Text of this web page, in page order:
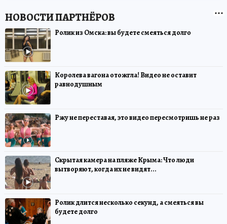
Ролик из Омска: вы будете смеяться долго
Королева вагона отожгла! Видео не оставит
равнодушным
Ржу не переставая, это видео пересмотришь не раз
Скрытая камера на пляже Крыма: Что люди
вытворяют, когда их не видят...
Ролик длится несколько секунд, а смеяться вы
будете долго